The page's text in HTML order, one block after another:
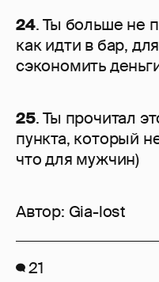
24. Ты больше не
как идти в бар,
сэкономить
25. Ты прочитал
пункта, который
что для мужчин)
Автор: Gia-lost
21